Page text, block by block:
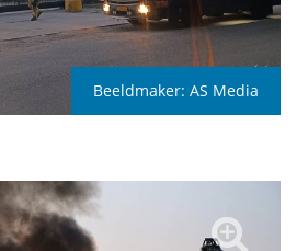
Beeldmaker: AS Media